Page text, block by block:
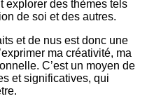
explorer des thèmes tels
de soi et des autres.
et de nus est donc une
ma créativité, ma
C’est un moyen de
et significatives, qui